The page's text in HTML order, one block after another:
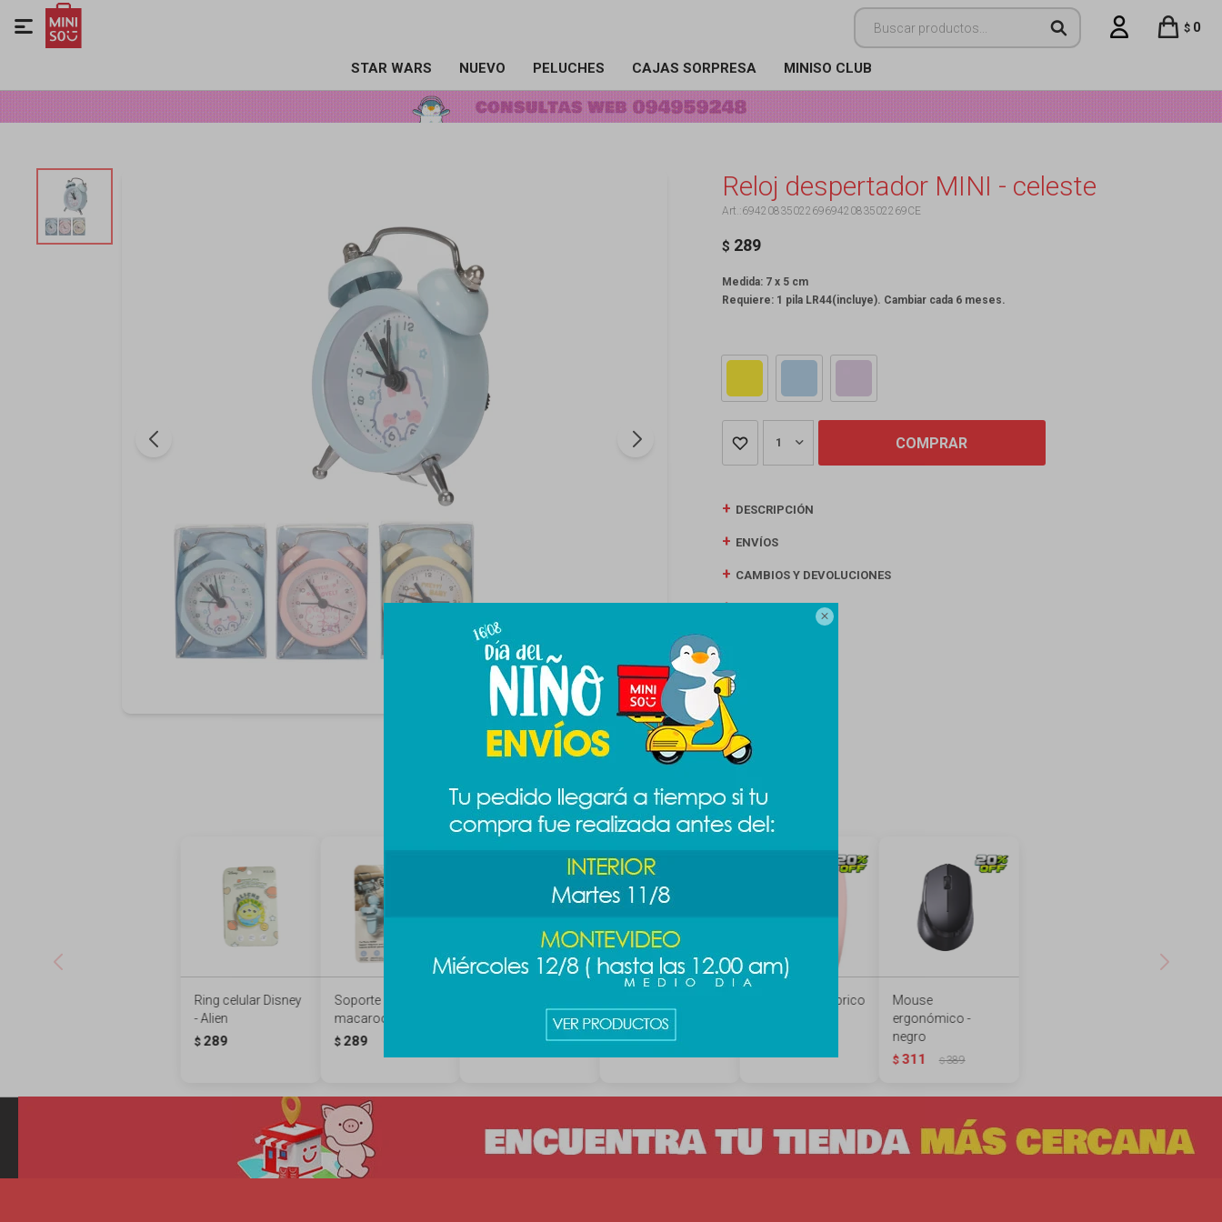

STAR WARS NUEVO PELUCHES CAJAS SORPRESA MINISO CLUB
$ 0

Reloj despertador MINI - celeste
69420835022696942083502269CE
$ 289
Medida: 7 x 5 cm
Requiere: 1 pila LR44(incluye). Cambiar cada 6 meses.
1 COMPRAR
DESCRIPCIÓN
ENVÍOS
CAMBIOS Y DEVOLUCIONES
MEDIOS DE PAGO
Productos que te pueden interesar
Ring celular Disney
- Alien
$ 289
Soporte de celular
macaroon - celeste
$ 289
celular - negro
- rosa
$ 311 $389
Mouse inalámbrico
Mouse
ergonómico -
negro
$ 311 $389